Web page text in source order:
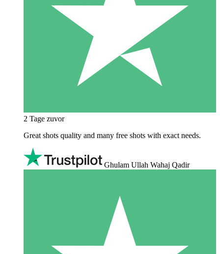
2 Tage zuvor
Great shots quality and many free shots with exact needs.
Ghulam Ullah Wahaj Qadir